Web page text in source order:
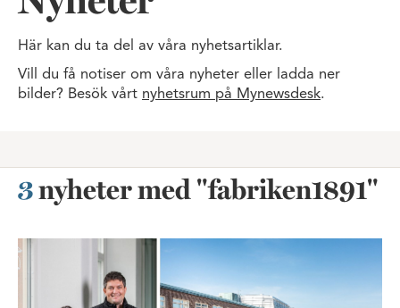
Här kan du ta del av våra nyhetsartiklar.
Vill du få notiser om våra nyheter eller ladda ner
bilder? Besök vårt nyhetsrum på Mynewsdesk.
3nyheter med "fabriken1891"
De serverar mat, möten och minnen i Fabriken1891